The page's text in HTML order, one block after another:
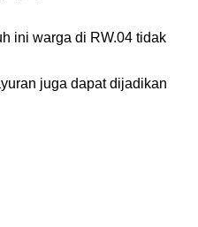
ini warga di RW.04 tidak
juga dapat dijadikan